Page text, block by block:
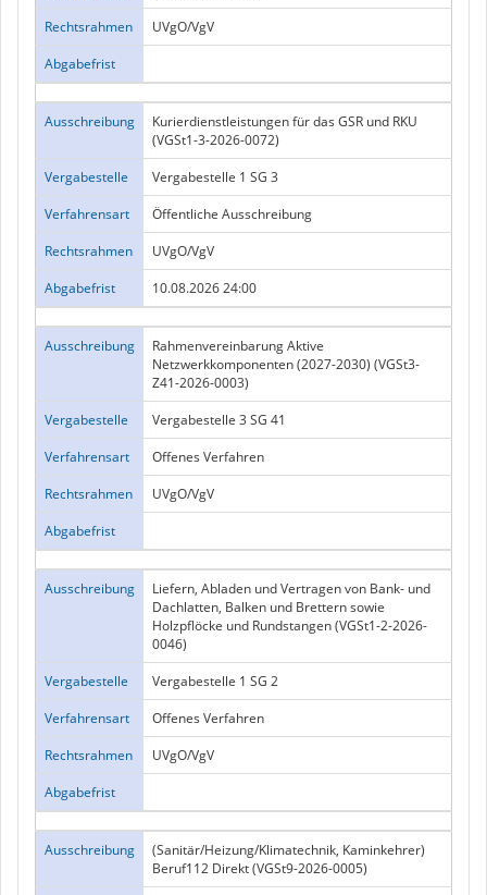
Rechtsrahmen
UVgO/VgV
Abgabefrist
Ausschreibung
Kurierdienstleistungen für das GSR und RKU
(VGSt1-3-2026-0072)
Vergabestelle
Vergabestelle 1 SG 3
Verfahrensart
Öffentliche Ausschreibung
Rechtsrahmen
UVgO/VgV
Abgabefrist
10.08.2026 24:00
Ausschreibung
Rahmenvereinbarung Aktive
Netzwerkkomponenten (2027-2030) (VGSt3-
Z41-2026-0003)
Vergabestelle
Vergabestelle 3 SG 41
Verfahrensart
Offenes Verfahren
Rechtsrahmen
UVgO/VgV
Abgabefrist
Ausschreibung
Liefern, Abladen und Vertragen von Bank- und
Dachlatten, Balken und Brettern sowie
Holzpflöcke und Rundstangen (VGSt1-2-2026-
0046)
Vergabestelle
Vergabestelle 1 SG 2
Verfahrensart
Offenes Verfahren
Rechtsrahmen
UVgO/VgV
Abgabefrist
Ausschreibung
(Sanitär/Heizung/Klimatechnik, Kaminkehrer)
Beruf112 Direkt (VGSt9-2026-0005)